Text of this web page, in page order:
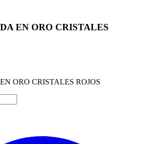
EN ORO CRISTALES
ORO CRISTALES ROJOS